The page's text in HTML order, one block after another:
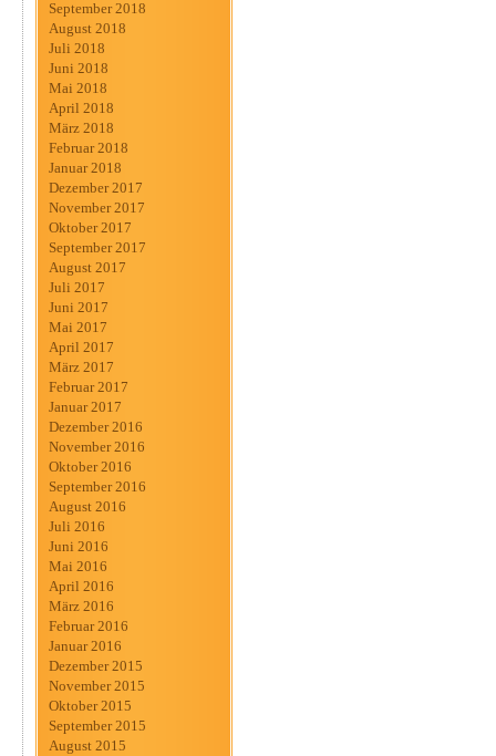
September 2018
August 2018
Juli 2018
Juni 2018
Mai 2018
April 2018
März 2018
Februar 2018
Januar 2018
Dezember 2017
November 2017
Oktober 2017
September 2017
August 2017
Juli 2017
Juni 2017
Mai 2017
April 2017
März 2017
Februar 2017
Januar 2017
Dezember 2016
November 2016
Oktober 2016
September 2016
August 2016
Juli 2016
Juni 2016
Mai 2016
April 2016
März 2016
Februar 2016
Januar 2016
Dezember 2015
November 2015
Oktober 2015
September 2015
August 2015